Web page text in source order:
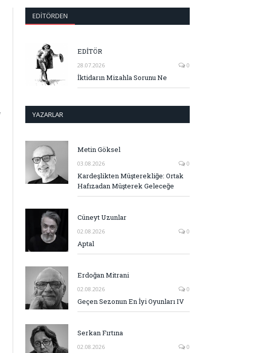
EDITÖRDEN
EDİTÖR
28.07.2026 0
İktidarın Mizahla Sorunu Ne
YAZARLAR
Metin Göksel
03.08.2026 0
Kardeşlikten Müşterekliğe: Ortak
Hafızadan Müşterek Geleceğe
Cüneyt Uzunlar
02.08.2026 0
Aptal
Erdoğan Mitrani
02.08.2026 0
Geçen Sezonun En İyi Oyunları IV
Serkan Fırtına
02.08.2026 0